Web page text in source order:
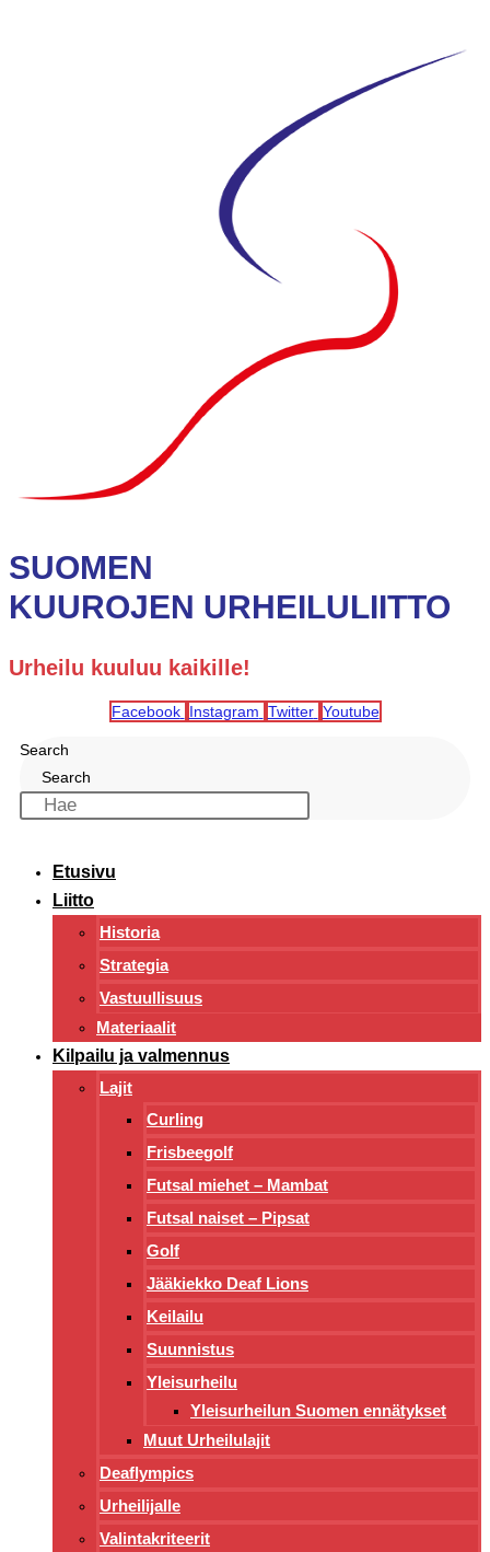
SUOMEN
KUUROJEN URHEILULIITTO
Urheilu kuuluu kaikille!
Facebook Instagram Twitter Youtube
Search
Search
Etusivu
Liitto
Historia
Strategia
Vastuullisuus
Materiaalit
Kilpailu ja valmennus
Lajit
Curling
Frisbeegolf
Futsal miehet – Mambat
Futsal naiset – Pipsat
Golf
Jääkiekko Deaf Lions
Keilailu
Suunnistus
Yleisurheilu
Yleisurheilun Suomen ennätykset
Muut Urheilulajit
Deaflympics
Urheilijalle
Valintakriteerit